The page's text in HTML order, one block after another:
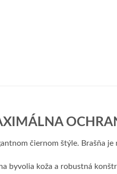
čiernom štýle. Brašňa
byvolia koža a robustná